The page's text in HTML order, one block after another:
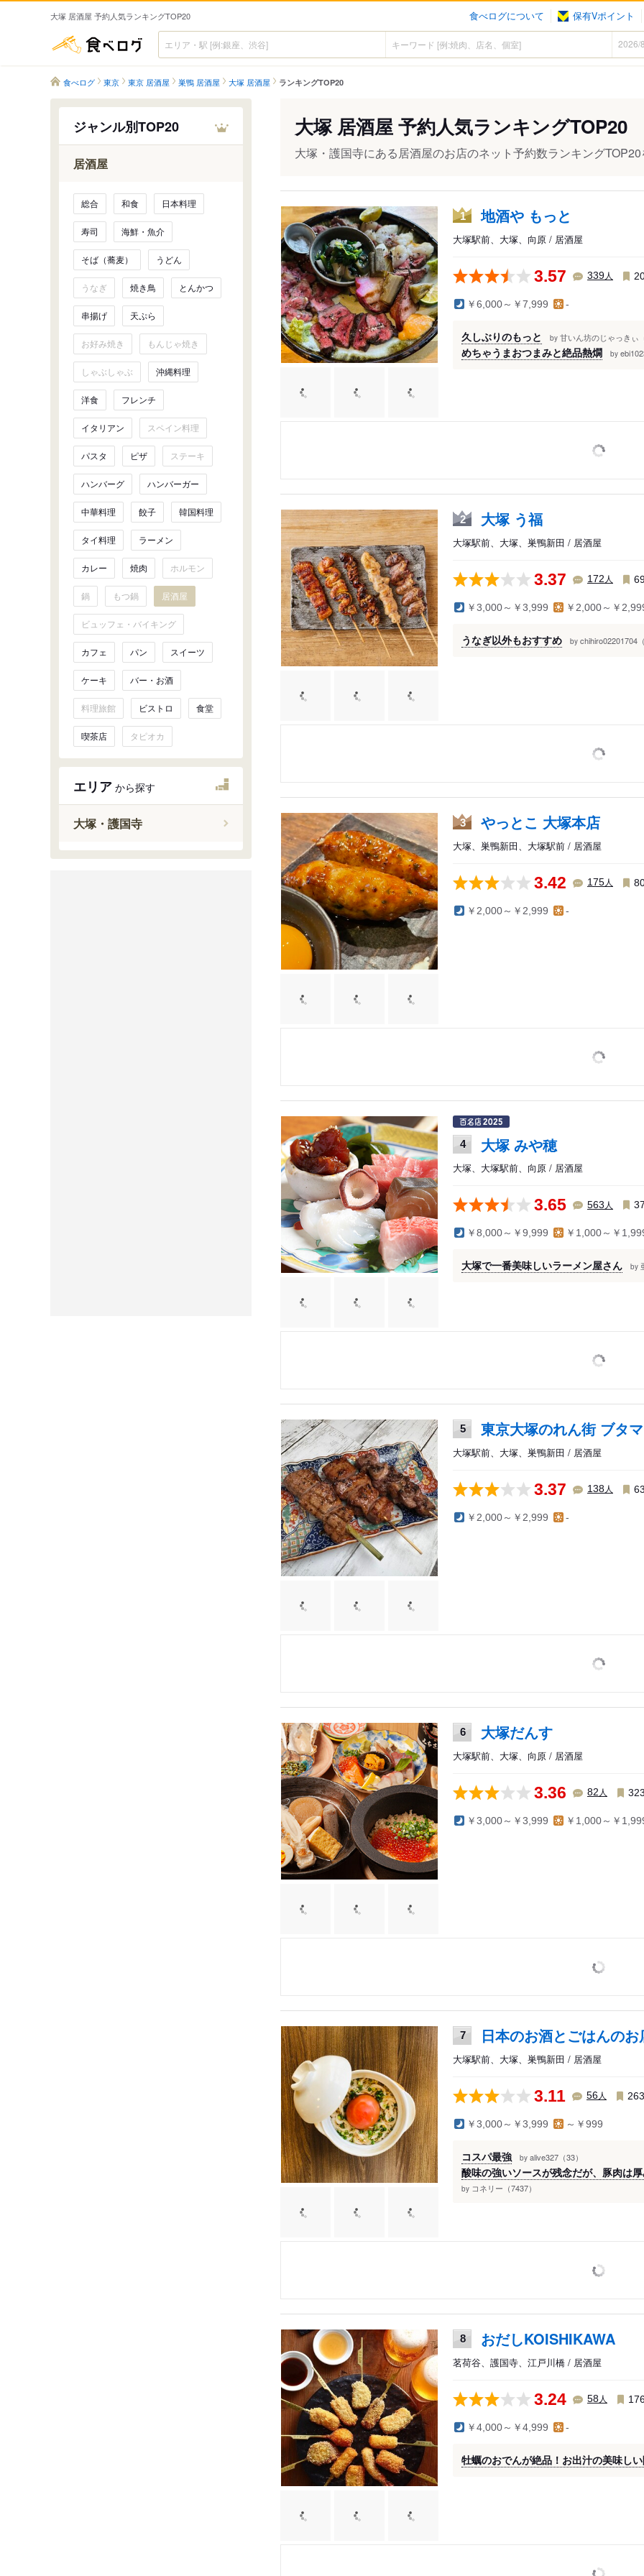
大塚 居酒屋 予約人気ランキングTOP20 食べログについて 保有Vポイント
食べログ
食べログ 東京 東京 居酒屋 巣鴨 居酒屋 大塚 居酒屋 ランキングTOP20
ジャンル別TOP20
居酒屋
総合 和食 日本料理
寿司 海鮮・魚介
そば（蕎麦） うどん
うなぎ 焼き鳥 とんかつ
串揚げ 天ぷら
お好み焼き もんじゃ焼き
しゃぶしゃぶ 沖縄料理
洋食 フレンチ
イタリアン スペイン料理
パスタ ピザ ステーキ
ハンバーグ ハンバーガー
中華料理 餃子 韓国料理
タイ料理 ラーメン
カレー 焼肉 ホルモン
鍋 もつ鍋 居酒屋
ビュッフェ・バイキング
カフェ パン スイーツ
ケーキ バー・お酒
料理旅館 ビストロ 食堂
喫茶店 タピオカ
エリア から探す
大塚・護国寺
巣鴨・駒込・白山
大塚・護国寺
王子
十条
大塚 居酒屋 予約人気ランキングTOP20
大塚・護国寺にある居酒屋のお店のネット予約数ランキングTOP20
1 地酒や もっと
大塚駅前、大塚、向原 / 居酒屋
3.57 339人
￥6,000～￥7,999 -
久しぶりのもっと by 甘いん坊のじゃっきぃ
めちゃうまおつまみと絶品熱燗 by
2 大塚 う福
大塚駅前、大塚、巣鴨新田 / 居酒屋
3.37 172 人
￥3,000～￥3,999 ￥2,000～￥
うなぎ以外もおすすめ by chihiro02201704（
3 やっとこ 大塚本店
大塚、巣鴨新田、大塚駅前 / 居酒屋
3.42 175人
￥2,000～￥2,999 -
4 大塚 みや穂
大塚、大塚駅前、向原 / 居酒屋
3.65 563 人
￥8,000～￥9,999 ￥1,000～￥
大塚で一番美味しいラーメン屋さん by
5 東京大塚のれん街 ブタ
大塚駅前、大塚、巣鴨新田 / 居酒屋
3.37 138人
￥2,000～￥2,999 -
6 大塚だんす
大塚駅前、大塚、向原 / 居酒屋
3.36 82 人
￥3,000～￥3,999 ￥1,000～￥
7 日本のお酒とごはんの
大塚駅前、大塚、巣鴨新田 / 居酒屋
3.11 56人
￥3,000～￥3,999 ～￥999
コスパ最強 by alive327（33）
酸味の強いソースが残念だが、豚肉は
by コネリー（7437）
8 おだしKOISHIKAWA
茗荷谷、護国寺、江戸川橋 / 居酒屋
3.24 58人
￥4,000～￥4,999 -
牡蠣のおでんが絶品！お出汁の美味しい